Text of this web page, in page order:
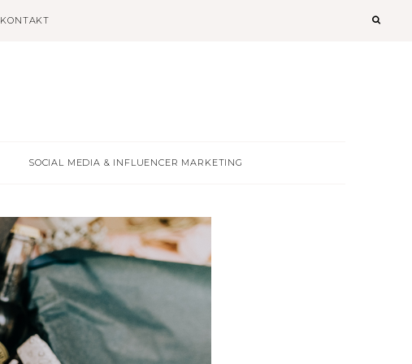
KONTAKT
SOCIAL MEDIA & INFLUENCER MARKETING